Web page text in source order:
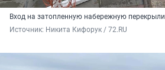
Вход на затопленную набережную перекрыли
Источник: Никита Кифорук / 72.RU